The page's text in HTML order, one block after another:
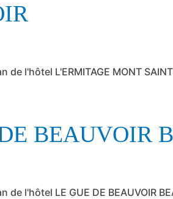
de l'hôtel L'ERMITAGE MONT
BEAUVOIR
de l'hôtel LE GUE DE BEAUVOIR